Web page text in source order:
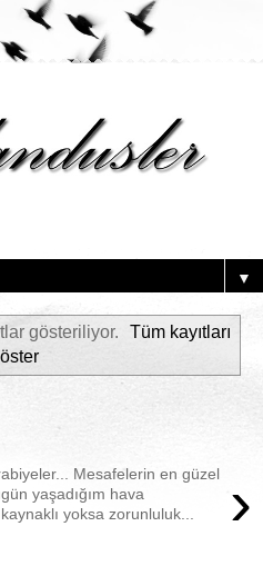
▼
gösteriliyor.
Tüm kayıtları
›
Mesafelerin en güzel
yaşadığım hava
yoksa zorunluluk...